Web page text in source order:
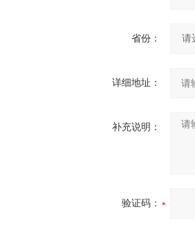
省份：
详细地址：
补充说明：
验证码：